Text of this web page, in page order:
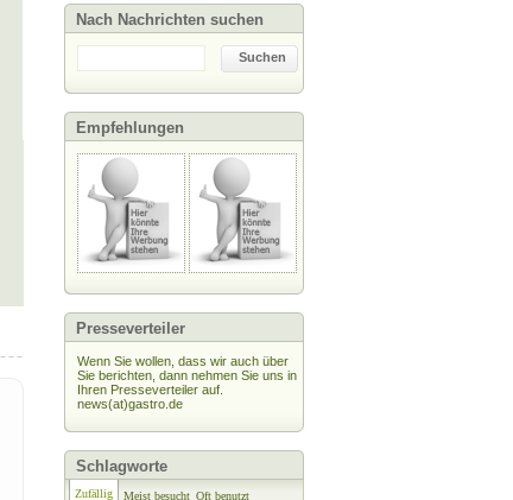
Nach Nachrichten suchen
Suchen
Empfehlungen
Presseverteiler
Wenn Sie wollen, dass wir auch über
Sie berichten, dann nehmen Sie uns in
Ihren Presseverteiler auf.
news(at)gastro.de
Schlagworte
Zufällig Meist besucht Oft benutzt